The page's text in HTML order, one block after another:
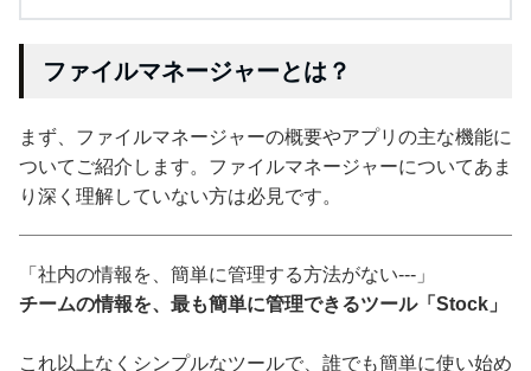
ファイルマネージャーとは？
まず、ファイルマネージャーの概要やアプリの主な機能に
ついてご紹介します。ファイルマネージャーについてあま
り深く理解していない方は必見です。
「社内の情報を、簡単に管理する方法がない---」
チームの情報を、最も簡単に管理できるツール「Stock」
これ以上なくシンプルなツールで、誰でも簡単に使い始め